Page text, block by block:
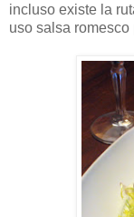
incluso existe la
uso salsa romesco